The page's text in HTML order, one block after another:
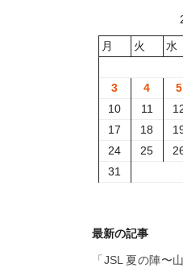
月 火 水
3
4 5
10
11
17
18
24
25
31
最新の記事
「JSL 夏の陣〜